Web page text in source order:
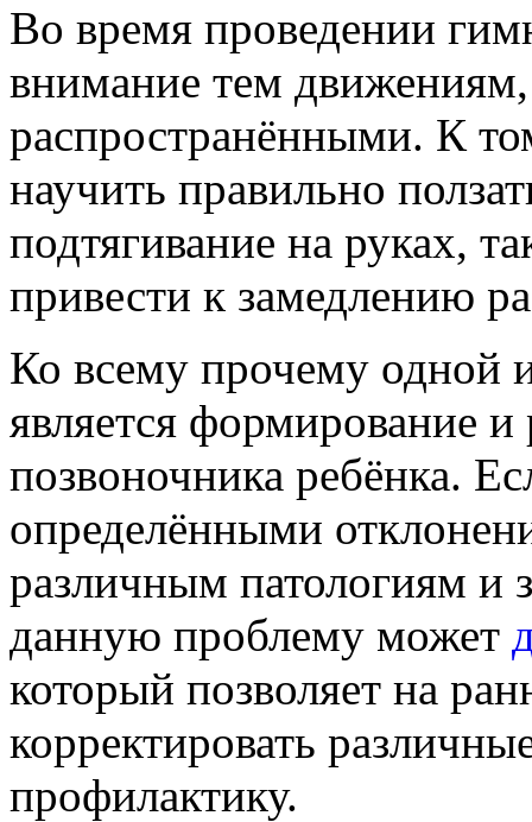
Во время проведении
внимание тем
распространёнными. К
научить правильно
подтягивание на руках,
привести к замедлению
Ко всему прочему одной
является формирование и
позвоночника ребёнка.
определёнными
различным патологиям и
данную проблему может
который позволяет на
корректировать
профилактику.